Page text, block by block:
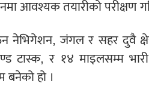
आवश्यक तयारीको परीक्षण
नेभिगेशन, जंगल र सहर दुवै
टास्क, र १४ माइलसम्म
बनेको हो ।